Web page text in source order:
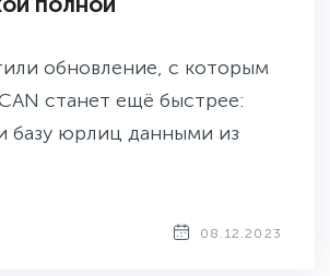
обновление, с которым
станет ещё быстрее:
базу юрлиц данными из
08.12.2023